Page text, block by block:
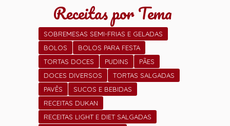
Receitas por Tema
SOBREMESAS SEMI-FRIAS E GELADAS
BOLOS
BOLOS PARA FESTA
TORTAS DOCES
PUDINS
PÃES
DOCES DIVERSOS
TORTAS SALGADAS
PAVÊS
SUCOS E BEBIDAS
RECEITAS DUKAN
RECEITAS LIGHT E DIET SALGADAS